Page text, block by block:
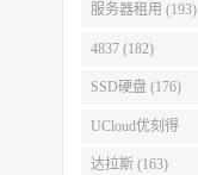
服务器租用 (193)
4837 (182)
SSD硬盘 (176)
UCloud优刻得
(168)
达拉斯 (163)